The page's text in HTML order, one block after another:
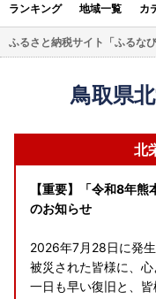
ランキング 地域一覧 カ
ふるさと納税サイト「ふるなび
鳥取県
北
【重要】「令和8年
のお知らせ
2026年7月28日に発
被災された皆様に、心
一日も早い復旧と、皆